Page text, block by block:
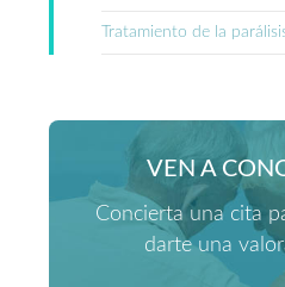
Tratamiento de la
VEN A
Concierta una cita
darte una